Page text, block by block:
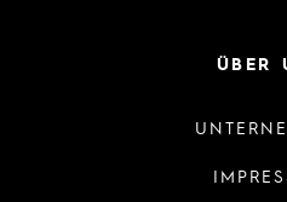
ÜBER